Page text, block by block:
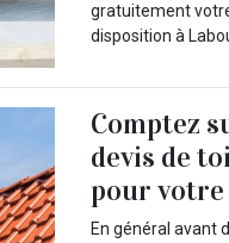
gratuitement
disposition à
Comptez
devis de
pour votre
En général avant